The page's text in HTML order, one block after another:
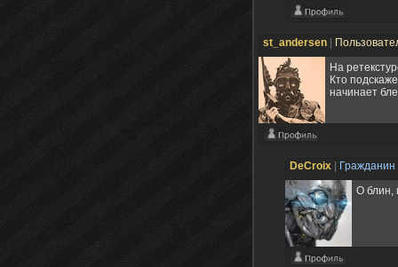
st_andersen
На
Кто
начинает
DeCroix
Гражданин
О блин,